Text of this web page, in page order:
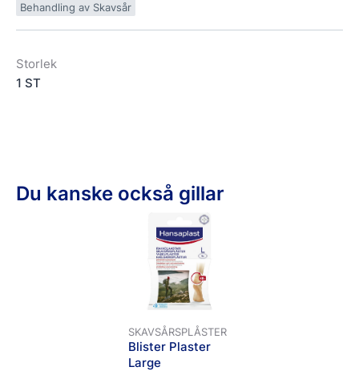
Behandling av Skavsår
Storlek
1 ST
Du kanske också gillar
SKAVSÅRSPLÅSTER
Blister Plaster
Large